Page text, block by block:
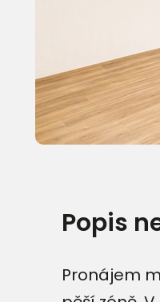
Popis
Pronájem